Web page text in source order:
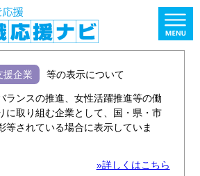
援企業 等の表示について
ランスの推進、女性活躍推進等の働
に取り組む企業として、国・県・市
等されている場合に表示していま
»詳しくはこちら